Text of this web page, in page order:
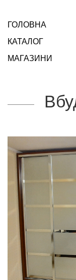
ГОЛОВНА
КАТАЛОГ
МАГАЗИНИ